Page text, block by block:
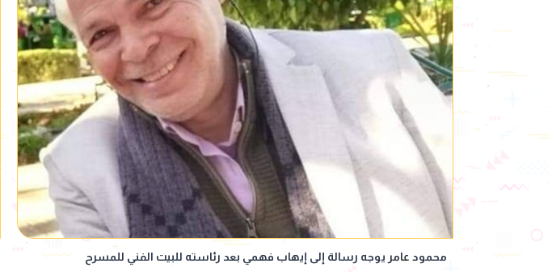
محمود عامر يوجه رسالة إلى إيهاب فهمي بعد رئاسته للبيت الفني للمسرح